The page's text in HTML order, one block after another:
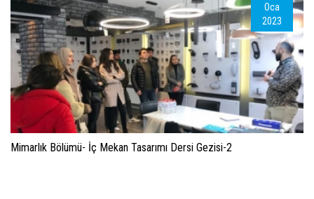
Oca
2023
Mimarlık Bölümü- İç Mekan Tasarımı Dersi Gezisi-2